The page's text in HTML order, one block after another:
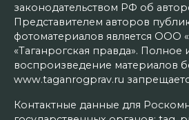
законодательством РФ об
Представителем авторов
фотоматериалов является ООО
«Таганрогская правда». Полное
воспроизведение материалов
www.taganrogprav.ru
Контактные данные для